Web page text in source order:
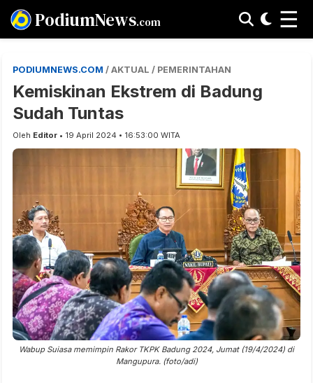
PodiumNews.com ☰
PODIUMNEWS.COM / AKTUAL / PEMERINTAHAN
Kemiskinan Ekstrem di Badung
Sudah Tuntas
Oleh Editor • 19 April 2024 • 16:53:00 WITA
Wabup Suiasa memimpin Rakor TKPK Badung 2024, Jumat (19/4/2024) di
Mangupura. (foto/adi)